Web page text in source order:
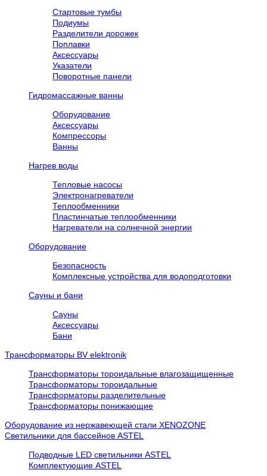
Стартовые тумбы
Подиумы
Разделители дорожек
Поплавки
Аксессуары
Указатели
Поворотные панели
Гидромассажные ванны
Оборудование
Аксессуары
Компрессоры
Ванны
Нагрев воды
Тепловые насосы
Электронагреватели
Теплообменники
Пластинчатые теплообменники
Нагреватели на солнечной энергии
Оборудование
Безопасность
Комплексные устройства для водоподготовки
Сауны и бани
Сауны
Аксессуары
Бани
Трансформаторы BV elektronik
Трансформаторы тороидальные влагозащищенные
Трансформаторы тороидальные
Трансформаторы разделительные
Трансформаторы понижающие
Оборудование из нержавеющей стали XENOZONE
Cветильники для бассейнов ASTEL
Подводные LED светильники ASTEL
Комплектующие ASTEL